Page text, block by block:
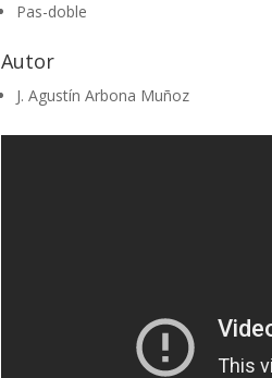
Pas-doble
Autor
J. Agustín Arbona Muñoz